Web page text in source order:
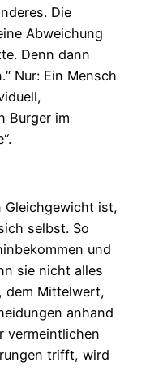
Die
Abweichung
Denn dann
Nur: Ein Mensch
Burger im
Gleichgewicht ist,
selbst. So
und
sie nicht alles
dem Mittelwert,
anhand
vermeintlichen
trifft, wird